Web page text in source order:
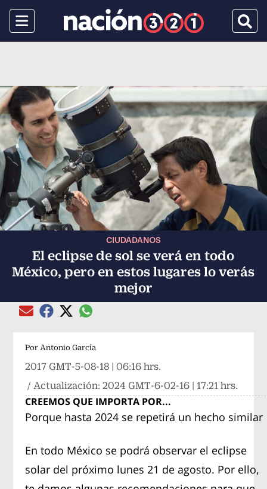
Menu
CIUDADANOS
El eclipse de sol se verá en todo
México, pero en estos lugares lo verás
mejor
Compartir el artículo actual mediante Email
Compartir el artículo actual mediante Facebook
Compartir el artículo actual mediante Twitter
Compartir el artículo actual mediante
Por Antonio García
2017 GMT-5-08-18 | 06:16 hrs.
/ Actualización:2024 GMT-6-02-16 | 17:21 hrs.
CREEMOS QUE IMPORTA POR...
Porque hasta 2024 se repetirá un hecho similar
En todo México se podrá observar el eclipse
solar del próximo lunes 21 de agosto. Por ello,